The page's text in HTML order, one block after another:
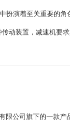
扮演着至关重要的
动装置，减速机要
限公司旗下的一款产